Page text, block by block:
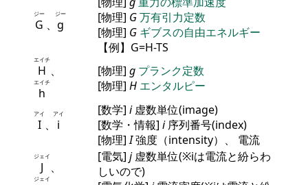
G
ジー
、 g
ジー
[物理] G万有引力定数
[物理] G ギブスの自由エネルギー
【例】G=H-TS
H
エイチ
、
h
エイチ
[物理] g プランク定数
[物理] H エンタルピー
I
アイ
、 i
アイ [数学] i虚数単位(image)
[数学・情報] i序列番号(index)
[物理]I強度（intensity）、 電流
J
ジェイ
、
ジェイ
[電気] j虚数単位(※iは電流と紛らわ
しいので)